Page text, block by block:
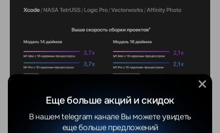
Еще больше акций и скидок
В нашем telegram канале Вы можете увидеть
еще больше предложений